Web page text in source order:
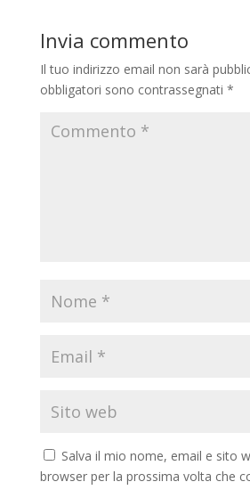
Invia commento
Il tuo indirizzo email non sarà
obbligatori sono contrassegnati *
Salva il mio nome, email e sito
browser per la prossima volta che